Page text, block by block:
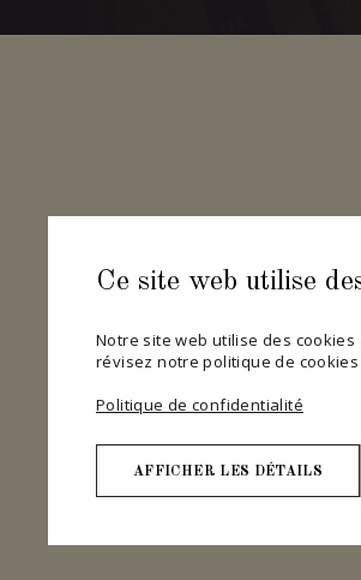
Ce site web utilise
Notre site web utilise des
révisez notre politique de
Politique de confidentialité
AFFICHER LES DÉTAILS
Nécessaires